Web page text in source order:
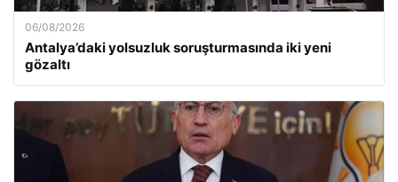
06/08/2026
Antalya’daki yolsuzluk soruşturmasında iki yeni
gözaltı